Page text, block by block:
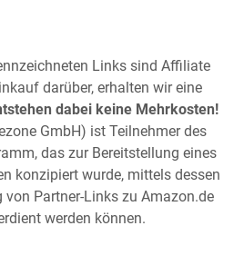
Links sind Affiliate
darüber, erhalten wir eine
dabei keine Mehrkosten!
GmbH) ist Teilnehmer des
das zur Bereitstellung eines
konzipiert wurde, mittels dessen
Partner-Links zu Amazon.de
werden können.